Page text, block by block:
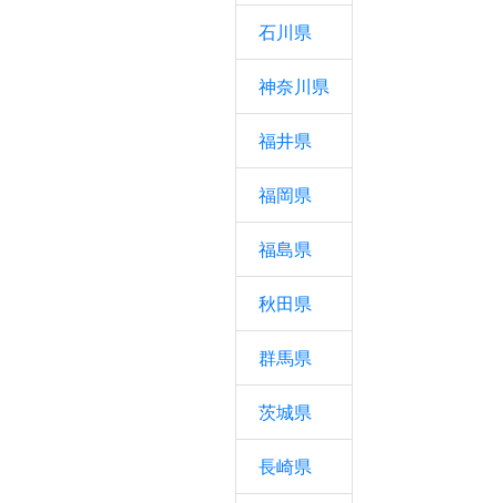
石川県
神奈川県
福井県
福岡県
福島県
秋田県
群馬県
茨城県
長崎県